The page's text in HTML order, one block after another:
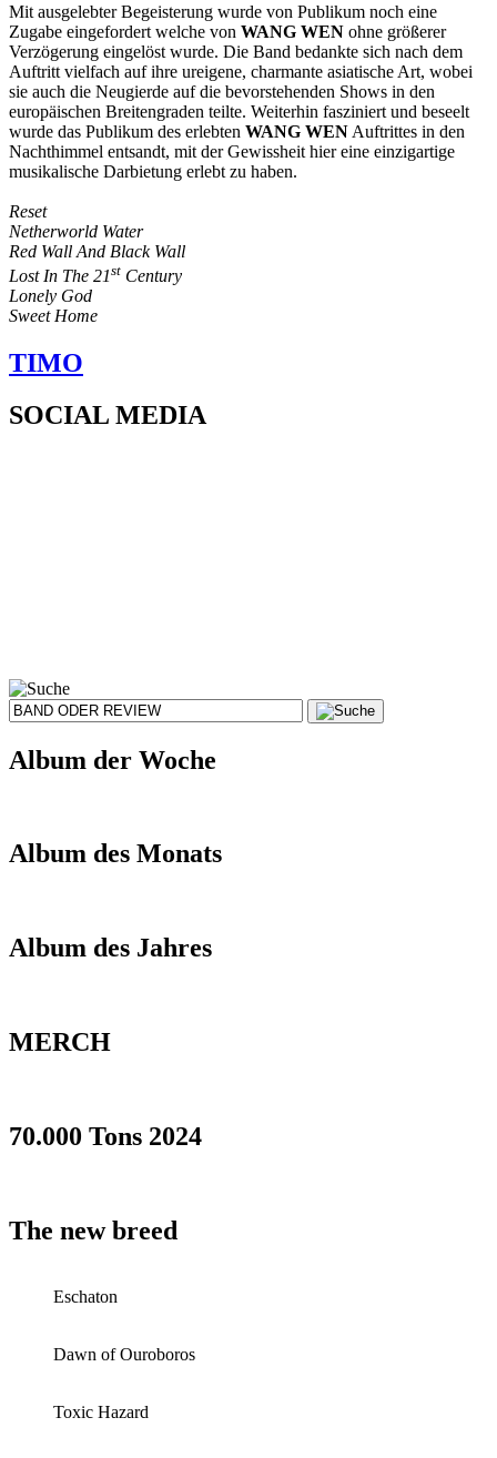
Mit ausgelebter Begeisterung wurde von Publikum noch eine
Zugabe eingefordert welche von WANG WEN ohne größerer
Verzögerung eingelöst wurde. Die Band bedankte sich nach dem
Auftritt vielfach auf ihre ureigene, charmante asiatische Art, wobei
sie auch die Neugierde auf die bevorstehenden Shows in den
europäischen Breitengraden teilte. Weiterhin fasziniert und beseelt
wurde das Publikum des erlebten WANG WEN Auftrittes in den
Nachthimmel entsandt, mit der Gewissheit hier eine einzigartige
musikalische Darbietung erlebt zu haben.
Reset
Netherworld Water
Red Wall And Black Wall
Lost In The 21st Century
Lonely God
Sweet Home
TIMO
SOCIAL MEDIA
Album der Woche
Album des Monats
Album des Jahres
MERCH
70.000 Tons 2024
The new breed
Eschaton
Dawn of Ouroboros
Toxic Hazard